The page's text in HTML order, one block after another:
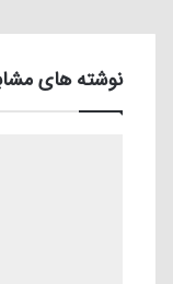
نوشته های